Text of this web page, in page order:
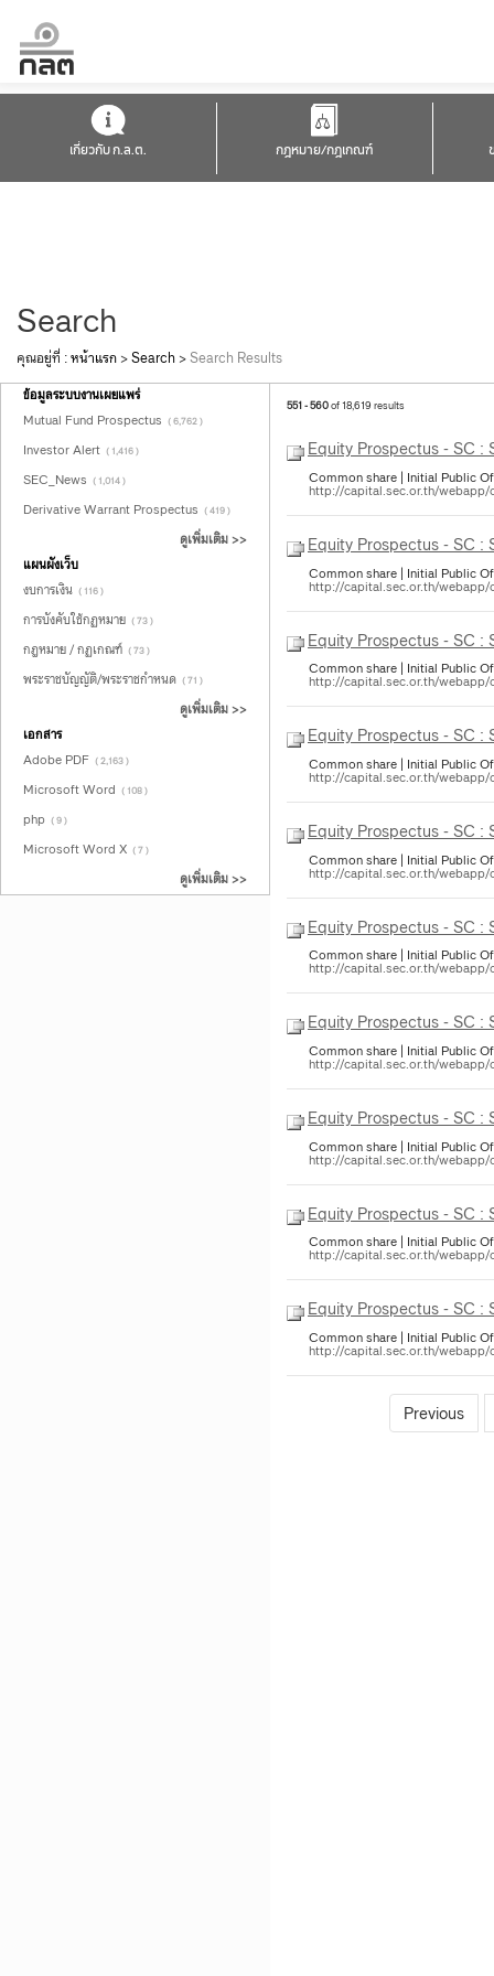
เกี่ยวกับ ก.ล.ต. กฎหมาย/กฎเกณฑ์
Search
คุณอยู่ที่ :หน้าแรก >Search >Search Results
ข้อมูลระบบงานเผยแพร่
Mutual Fund Prospectus ( 6,762 )
Investor Alert ( 1,416 )
SEC_News ( 1,014 )
Derivative Warrant Prospectus ( 419 )
ดูเพิ่มเติม >>
แผนผังเว็บ
งบการเงิน ( 116 )
การบังคับใช้กฏหมาย ( 73 )
กฎหมาย / กฏเกณฑ์ ( 73 )
พระราชบัญญัติ/พระราชกำหนด ( 71 )
ดูเพิ่มเติม >>
เอกสาร
Adobe PDF ( 2,163 )
Microsoft Word ( 108 )
php ( 9 )
Microsoft Word X ( 7 )
ดูเพิ่มเติม >>
551 - 560of 18,619 results
Equity Prospectus - SC :
Common share | Initial Public
http://capital.sec.or.th/
Equity Prospectus - SC :
Common share | Initial Public
http://capital.sec.or.th/
Equity Prospectus - SC :
Common share | Initial Public
http://capital.sec.or.th/
Equity Prospectus - SC :
Common share | Initial Public
http://capital.sec.or.th/
Equity Prospectus - SC :
Common share | Initial Public
http://capital.sec.or.th/
Equity Prospectus - SC :
Common share | Initial Public
http://capital.sec.or.th/
Equity Prospectus - SC :
Common share | Initial Public
http://capital.sec.or.th/
Equity Prospectus - SC :
Common share | Initial Public
http://capital.sec.or.th/
Equity Prospectus - SC :
Common share | Initial Public
http://capital.sec.or.th/
Equity Prospectus - SC :
Common share | Initial Public
http://capital.sec.or.th/
Previous